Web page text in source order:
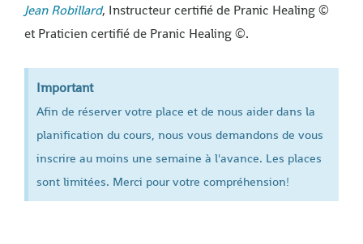
Jean Robillard, Instructeur certifié de Pranic Healing ©
et Praticien certifié de Pranic Healing ©.
Important
Afin de réserver votre place et de nous aider dans la
planification du cours, nous vous demandons de vous
inscrire au moins une semaine à l'avance. Les places
sont limitées. Merci pour votre compréhension!